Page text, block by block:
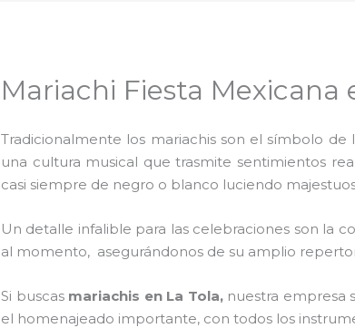
Mariachi Fiesta Mexicana
Tradicionalmente los mariachis son el símbolo
una cultura musical que trasmite sentimientos
casi siempre de negro o blanco luciendo
Un detalle infalible para las celebraciones son la
al momento, asegurándonos de su amplio
Si buscas mariachis en La Tola, nuestra empresa
el homenajeado importante, con todos los